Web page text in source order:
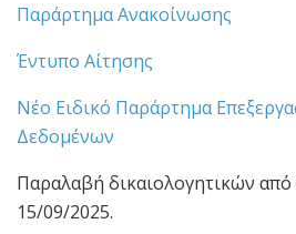
Παράρτημα Ανακοίνωσης
Έντυπο Αίτησης
Νέο Ειδικό Παράρτημα
Δεδομένων
Παραλαβή δικαιολογητικών
15/09/2025.